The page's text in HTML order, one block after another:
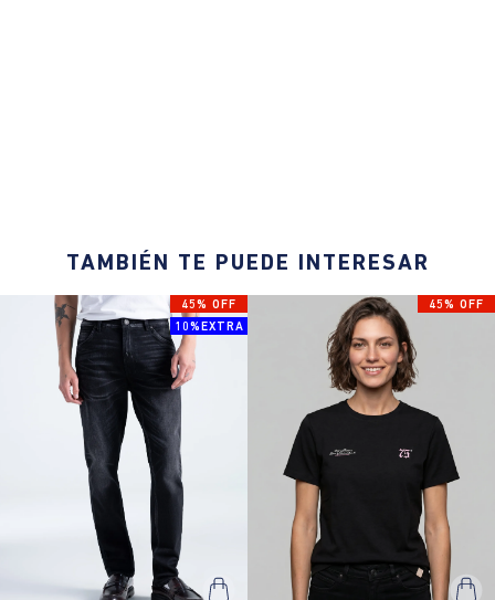
TAMBIÉN TE PUEDE INTERESAR
45% OFF
10%EXTRA
45% OFF